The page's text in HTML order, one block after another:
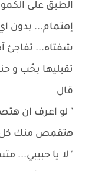
الطبق على
إهتمام... بدون
شفتاه... تفاجئ
تقبليها بحُب و
قال
" لو اعرف ان
هتقمص منك كل
' لا يا حبيبي...